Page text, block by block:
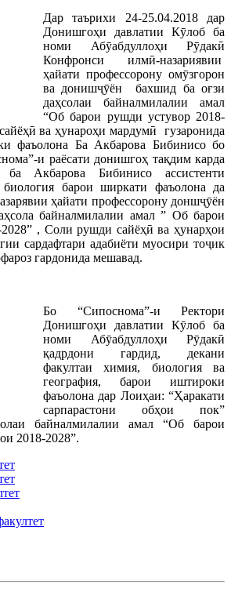
Дар таърихи 24-25.04.2018 дар
Донишгоҳи давлатии Кӯлоб ба
номи Абӯабдуллоҳи Рӯдакӣ
Конфронси илмӣ-назариявии
ҳайати профессорону омӯзгорон
ва донишҷӯён бахшид ба оғзи
даҳсолаи байналмилалии амал
“Об барои рушди устувор 2018-
ва ҳунароҳи мардумӣ гузаронида
фаъолона Ба Акбарова Бибинисо бо
и раёсати донишгоҳ тақдим карда
Акбарова Бибинисо ассистенти
барои ширкати фаъолона да
ҳайати профессорону доншҷӯён
байналмилалии амал ” Об барои
, Соли рушди сайёҳӣ ва ҳунарҳои
сардафтари адабиёти муосири тоҷик
гардонида мешавад.
Бо “Сипоснома”-и Ректори
Донишгоҳи давлатии Кӯлоб ба
номи Абӯабдуллоҳи Рӯдакӣ
қадрдони гардид, декани
факултаи химия, биология ва
география, барои иштироки
фаъолона дар Лоиҳаи: “Ҳаракати
сарпарастони обҳои пок”
байналмилалии амал “Об барои
2018-2028”.